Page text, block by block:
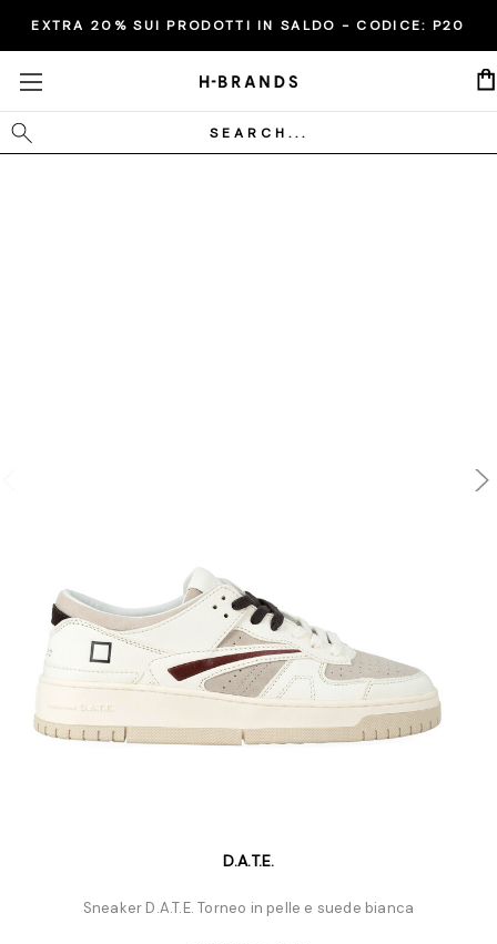
EXTRA 20% SUI PRODOTTI IN SALDO - CODICE: P20
Cerca
D.A.T.E.
Sneaker D.A.T.E. Torneo in pelle e suede bianca